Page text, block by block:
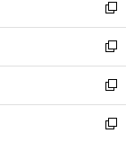
で
開
く
ド
ウ
で
開
く
新
し
い
ウ
ィ
ン
ド
新
し
い
ウ
ィ
新
し
い
新